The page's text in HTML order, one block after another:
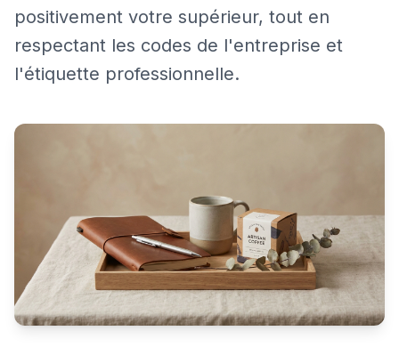
positivement votre supérieur, tout en
respectant les codes de l'entreprise et
l'étiquette professionnelle.